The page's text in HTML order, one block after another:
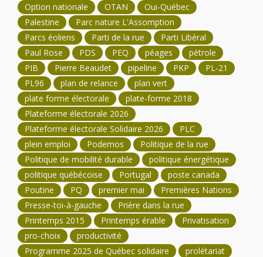
Option nationale
OTAN
Oui-Québec
Palestine
Parc nature L'Assomption
Parcs éoliens
Parti de la rue
Parti Libéral
Paul Rose
PDS PEQ péages
pétrole
PIB
Pierre Beaudet pipeline PKP
PL-21
PL96
plan de relance
plan vert
plate forme électorale
plate-forme 2018
Plateforme électorale 2026
Plateforme électorale Solidaire 2026
PLC
plein emploi
Podemos
Politique de la rue
Politique de mobilité durable
politique énergétique
politique québécoise
Portugal
poste canada
Poutine
PQ premier mai
Premières Nations
Presse-toi-à-gauche
Prière dans la rue
Printemps 2015
Printemps érable
Privatisation
pro-choix
productivité
Programme 2025 de Québec solidaire
prolétariat